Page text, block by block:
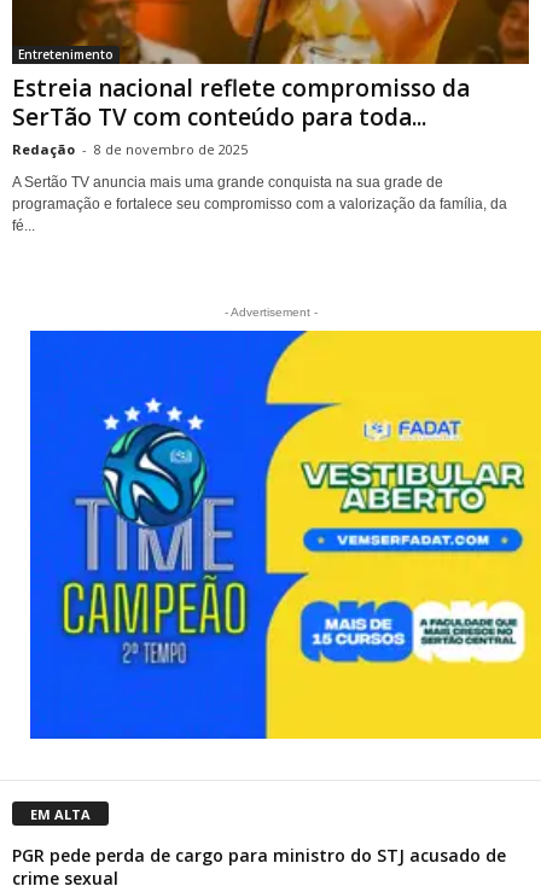
Entretenimento
Estreia nacional reflete compromisso da
SerTão TV com conteúdo para toda...
Redação - 8 de novembro de 2025
A Sertão TV anuncia mais uma grande conquista na sua grade de
programação e fortalece seu compromisso com a valorização da família, da
fé...
- Advertisement -
EM ALTA
PGR pede perda de cargo para ministro do STJ acusado de
crime sexual